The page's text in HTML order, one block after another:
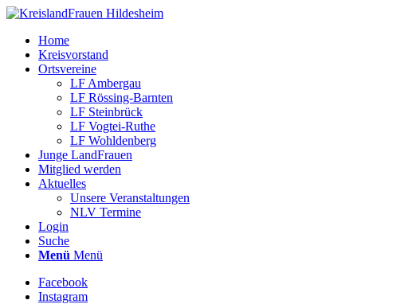
Home
Kreisvorstand
Ortsvereine
LF Ambergau
LF Rössing-Barnten
LF Steinbrück
LF Vogtei-Ruthe
LF Wohldenberg
Junge LandFrauen
Mitglied werden
Aktuelles
Unsere Veranstaltungen
NLV Termine
Login
Suche
Menü Menü
Facebook
Instagram